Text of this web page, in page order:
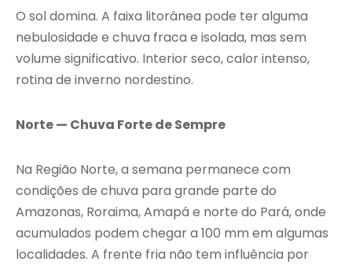
O sol domina. A faixa litorânea pode ter alguma
nebulosidade e chuva fraca e isolada, mas sem
volume significativo. Interior seco, calor intenso,
rotina de inverno nordestino.
Norte — Chuva Forte de Sempre
Na Região Norte, a semana permanece com
condições de chuva para grande parte do
Amazonas, Roraima, Amapá e norte do Pará, onde
acumulados podem chegar a 100 mm em algumas
localidades. A frente fria não tem influência por